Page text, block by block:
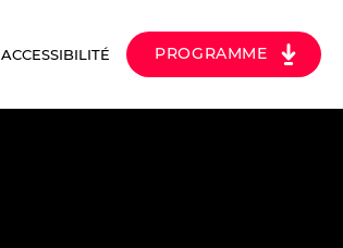
ACCESSIBILITÉ PROGRAMME